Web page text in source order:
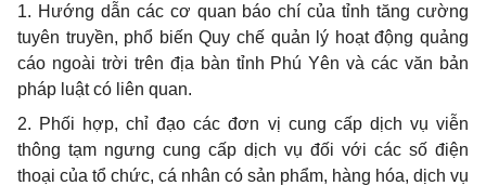
1. Hướng dẫn các cơ quan báo chí của tỉnh tăng cường
tuyên truyền, phổ biến Quy chế quản lý hoạt động quảng
cáo ngoài trời trên địa bàn tỉnh Phú Yên và các văn bản
pháp luật có liên quan.
2. Phối hợp, chỉ đạo các đơn vị cung cấp dịch vụ viễn
thông tạm ngưng cung cấp dịch vụ đối với các số điện
thoại của tổ chức, cá nhân có sản phẩm, hàng hóa, dịch vụ